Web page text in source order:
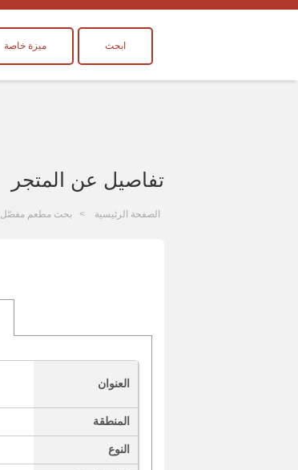
ميزة خاصة ابحث
تفاصيل عن المتجر
الصفحة الرئيسية بحث مطعم مفصّل
العنوان
المنطقة
النوع